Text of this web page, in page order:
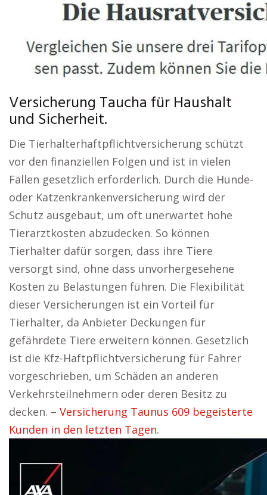
Versicherung Taucha für Haushalt
und Sicherheit.
Die Tierhalterhaftpflichtversicherung schützt
vor den finanziellen Folgen und ist in vielen
Fällen gesetzlich erforderlich. Durch die Hunde-
oder Katzenkrankenversicherung wird der
Schutz ausgebaut, um oft unerwartet hohe
Tierarztkosten abzudecken. So können
Tierhalter dafür sorgen, dass ihre Tiere
versorgt sind, ohne dass unvorhergesehene
Kosten zu Belastungen führen. Die Flexibilität
dieser Versicherungen ist ein Vorteil für
Tierhalter, da Anbieter Deckungen für
gefährdete Tiere erweitern können. Gesetzlich
ist die Kfz-Haftpflichtversicherung für Fahrer
vorgeschrieben, um Schäden an anderen
Verkehrsteilnehmern oder deren Besitz zu
decken. – Versicherung Taunus 609 begeisterte
Kunden in den letzten Tagen.